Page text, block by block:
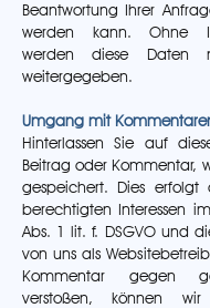
Beantwortung Ihrer
werden kann. Ohne
werden diese Daten
weitergegeben.
Umgang mit
Hinterlassen Sie auf
Beitrag oder Kommentar,
gespeichert. Dies erfolgt
berechtigten Interessen
Abs. 1 lit. f. DSGVO und
von uns als
Kommentar gegen
verstoßen, können